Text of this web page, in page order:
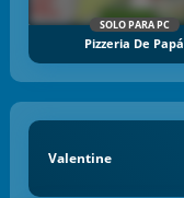
SOLO PARA PC
Pizzeria De Papá
Valentine